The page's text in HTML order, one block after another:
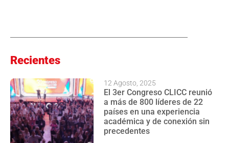
Recientes
El 3er Congreso CLICC reunió
a más de 800 líderes de 22
países en una experiencia
académica y de conexión sin
precedentes
12 Agosto, 2025